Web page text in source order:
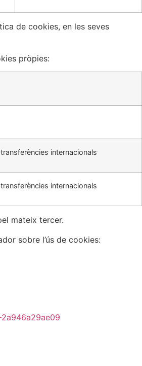
de cookies, en les seves
pròpies:
internacionals
internacionals
mateix tercer.
sobre l’ús de cookies: